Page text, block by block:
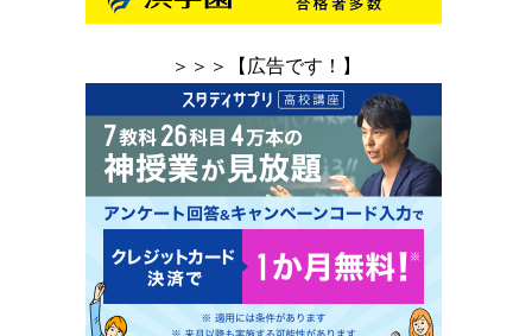
＞＞＞【広告です！】